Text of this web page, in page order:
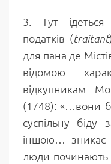
3. Тут
податків (traitant
для пана де
відомою
відкупникам
(1748): «…вони
суспільну
іншою… зникає
люди починають